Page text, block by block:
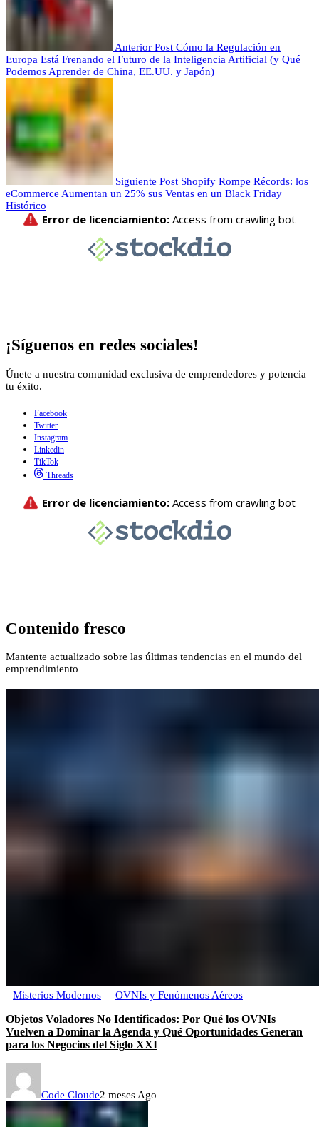
Anterior Post Cómo la Regulación en
Europa Está Frenando el Futuro de la Inteligencia Artificial (y Qué
Podemos Aprender de China, EE.UU. y Japón)
Siguiente Post Shopify Rompe Récords: los
eCommerce Aumentan un 25% sus Ventas en un Black Friday
Histórico
¡Síguenos en redes sociales!
Únete a nuestra comunidad exclusiva de emprendedores y potencia
tu éxito.
Facebook
Twitter
Instagram
Linkedin
TikTok
Threads
Contenido fresco
Mantente actualizado sobre las últimas tendencias en el mundo del
emprendimiento
Misterios Modernos OVNIs y Fenómenos Aéreos
Objetos Voladores No Identificados: Por Qué los OVNIs
Vuelven a Dominar la Agenda y Qué Oportunidades Generan
para los Negocios del Siglo XXI
Code Cloude2 meses Ago